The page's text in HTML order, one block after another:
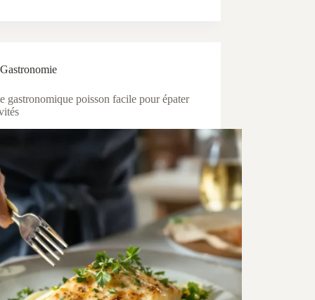
Gastronomie
gastronomique poisson facile pour épater